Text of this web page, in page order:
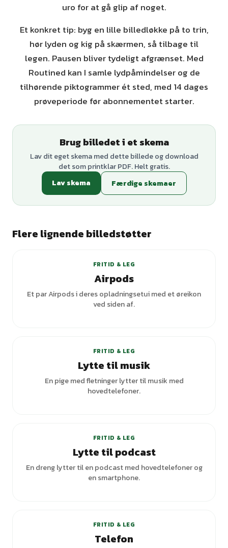
uro for at gå glip af noget.
Et konkret tip: byg en lille billedløkke på to trin,
hør lyden og kig på skærmen, så tilbage til
legen. Pausen bliver tydeligt afgrænset. Med
Routined kan I samle lydpåmindelser og de
tilhørende piktogrammer ét sted, med 14 dages
prøveperiode før abonnementet starter.
Brug billedet i et skema
Lav dit eget skema med dette billede og download
det som printklar PDF. Helt gratis.
Lav skema
Færdige skemaer
Flere lignende billedstøtter
FRITID & LEG
Airpods
Et par Airpods i deres opladningsetui med et øreikon
ved siden af.
FRITID & LEG
Lytte til musik
En pige med fletninger lytter til musik med
hovedtelefoner.
FRITID & LEG
Lytte til podcast
En dreng lytter til en podcast med hovedtelefoner og
en smartphone.
FRITID & LEG
Telefon